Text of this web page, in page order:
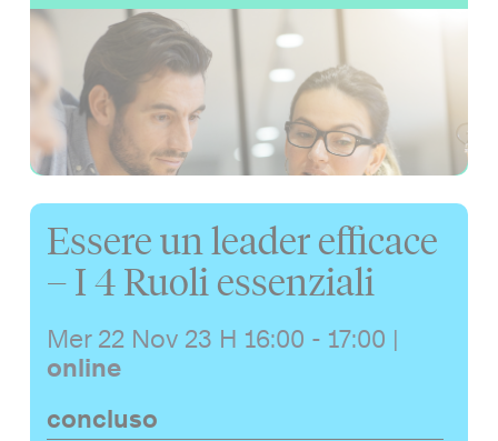
Essere un leader efficace
– I 4 Ruoli essenziali
Mer 22 Nov 23 H 16:00 - 17:00 |
online
concluso